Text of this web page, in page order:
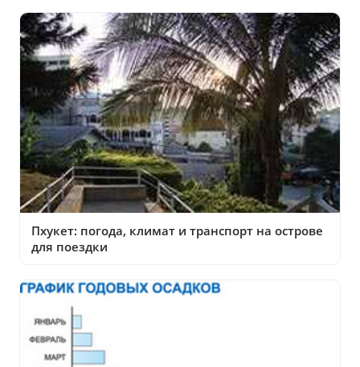
Пхукет: погода, климат и транспорт на острове
для поездки